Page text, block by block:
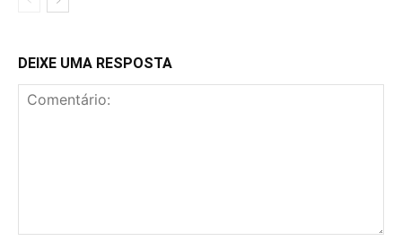
DEIXE UMA RESPOSTA